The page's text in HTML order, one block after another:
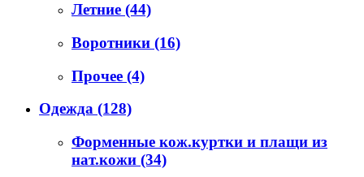
Летние (44)
Воротники (16)
Прочее (4)
Одежда (128)
Форменные кож.куртки и плащи из
нат.кожи (34)